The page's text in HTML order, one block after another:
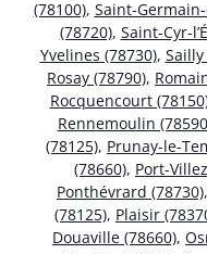
(78100), Saint-
(78720), Saint-Cyr-
Yvelines (78730), Sailly
Rosay (78790),
Rocquencourt
Rennemoulin
(78125), Prunay-le-
(78660), Port-
Ponthévrard (78730),
(78125), Plaisir
Douaville (78660),